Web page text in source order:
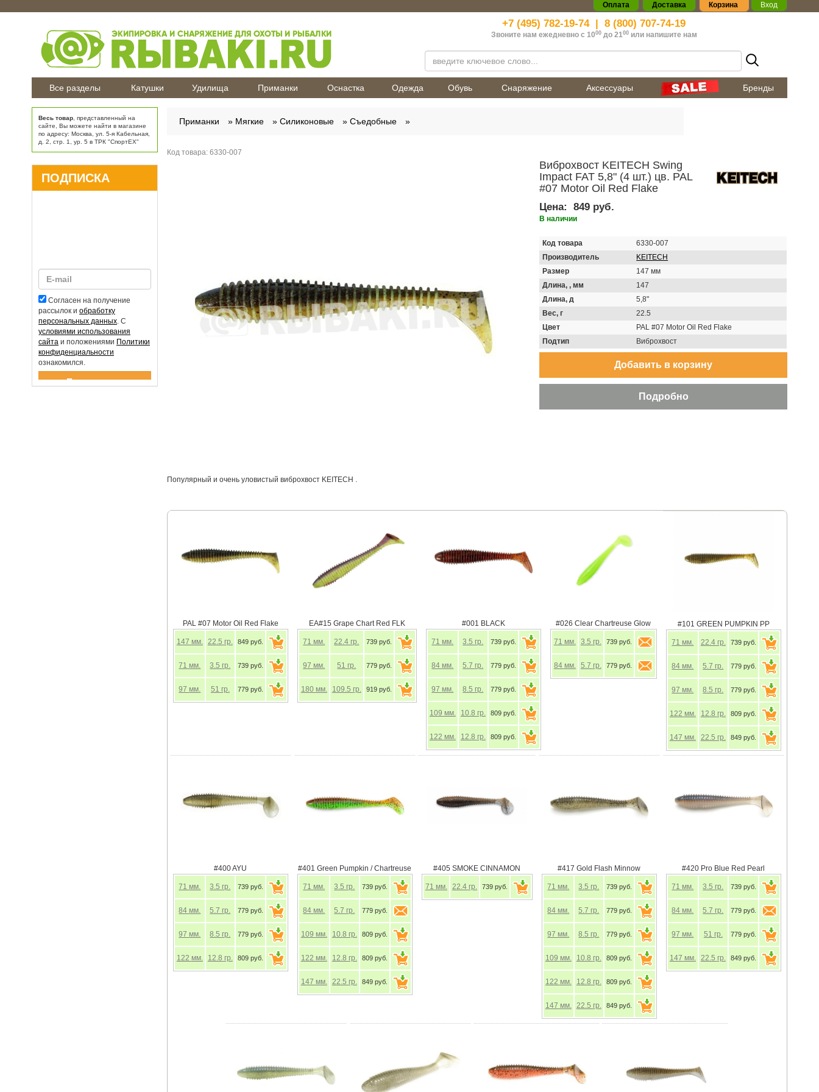
Оплата Доставка Корзина Вход
+7 (495) 782-19-74| 8 (800) 707-74-19
Звоните нам ежедневно с 1000до 2100 или напишите нам
Все разделы Катушки Удилища Приманки Оснастка Одежда Обувь Снаряжение Аксессуары Бренды
Приманки Мягкие Силиконовые Съедобные
Код товара: 6330-007
Виброхвост KEITECH Swing
Impact FAT 5,8" (4 шт.) цв. PAL
#07 Motor Oil Red Flake
Цена: 849 руб.
В наличии
Код товара
6330-007
Производитель
KEITECH
Размер
147 мм
Длина, , мм
147
Длина, д
5,8"
Вес, г
22.5
Цвет
PAL #07 Motor Oil Red Flake
Подтип
Виброхвост
Популярный и очень уловистый виброхвост KEITECH .
PAL #07 Motor Oil Red Flake
147 мм. 22.5 гр. 849 руб.
71 мм. 3.5 гр. 739 руб.
97 мм. 51 гр. 779 руб.
EA#15 Grape Chart Red FLK
71 мм. 22.4 гр. 739 руб.
97 мм. 51 гр. 779 руб.
180 мм. 109.5 гр. 919 руб.
#001 BLACK
71 мм. 3.5 гр. 739 руб.
84 мм. 5.7 гр. 779 руб.
97 мм. 8.5 гр. 779 руб.
109 мм. 10.8 гр. 809 руб.
122 мм. 12.8 гр. 809 руб.
#026 Clear Chartreuse Glow
71 мм. 3.5 гр. 739 руб.
84 мм. 5.7 гр. 779 руб.
#101 GREEN PUMPKIN PP
71 мм. 22.4 гр. 739 руб.
84 мм. 5.7 гр. 779 руб.
97 мм. 8.5 гр. 779 руб.
122 мм. 12.8 гр. 809 руб.
147 мм. 22.5 гр. 849 руб.
#400 AYU
71 мм. 3.5 гр. 739 руб.
84 мм. 5.7 гр. 779 руб.
97 мм. 8.5 гр. 779 руб.
122 мм. 12.8 гр. 809 руб.
#401 Green Pumpkin / Chartreuse
71 мм. 3.5 гр. 739 руб.
84 мм. 5.7 гр. 779 руб.
109 мм. 10.8 гр. 809 руб.
122 мм. 12.8 гр. 809 руб.
147 мм. 22.5 гр. 849 руб.
#405 SMOKE CINNAMON
71 мм. 22.4 гр. 739 руб.
#417 Gold Flash Minnow
71 мм. 3.5 гр. 739 руб.
84 мм. 5.7 гр. 779 руб.
97 мм. 8.5 гр. 779 руб.
109 мм. 10.8 гр. 809 руб.
122 мм. 12.8 гр. 809 руб.
147 мм. 22.5 гр. 849 руб.
#420 Pro Blue Red Pearl
71 мм. 3.5 гр. 739 руб.
84 мм. 5.7 гр. 779 руб.
97 мм. 51 гр. 779 руб.
147 мм. 22.5 гр. 849 руб.
Весь товар , представленный на
сайте, Вы можете найти в магазине
по адресу: Москва, ул. 5-я Кабельная,
д. 2, стр. 1, ур. 5 в ТРК "СпортЕХ"
ПОДПИСКА
Согласен на получение
рассылок и обработку
персональных данных. С
условиями использования
сайта и положениями Политики
конфиденциальности
ознакомился.